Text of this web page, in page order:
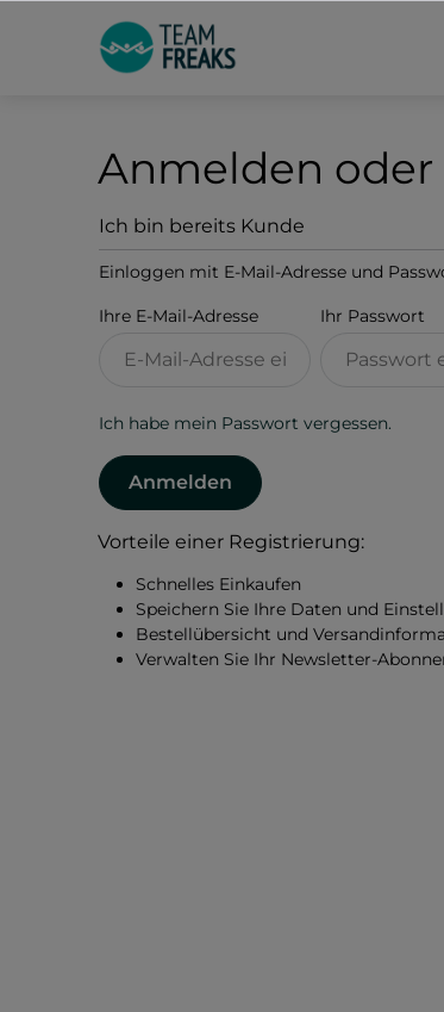
Zur Hauptnavigation springen
Anmelden
Ich bin bereits Kunde
Einloggen mit E-Mail-Adresse und
Ihre E-Mail-Adresse Ihr Passwort
Ich habe mein Passwort vergessen.
Anmelden
Vorteile einer Registrierung:
Schnelles Einkaufen
Speichern Sie Ihre Daten und
Bestellübersicht und
Verwalten Sie Ihr Newsletter-